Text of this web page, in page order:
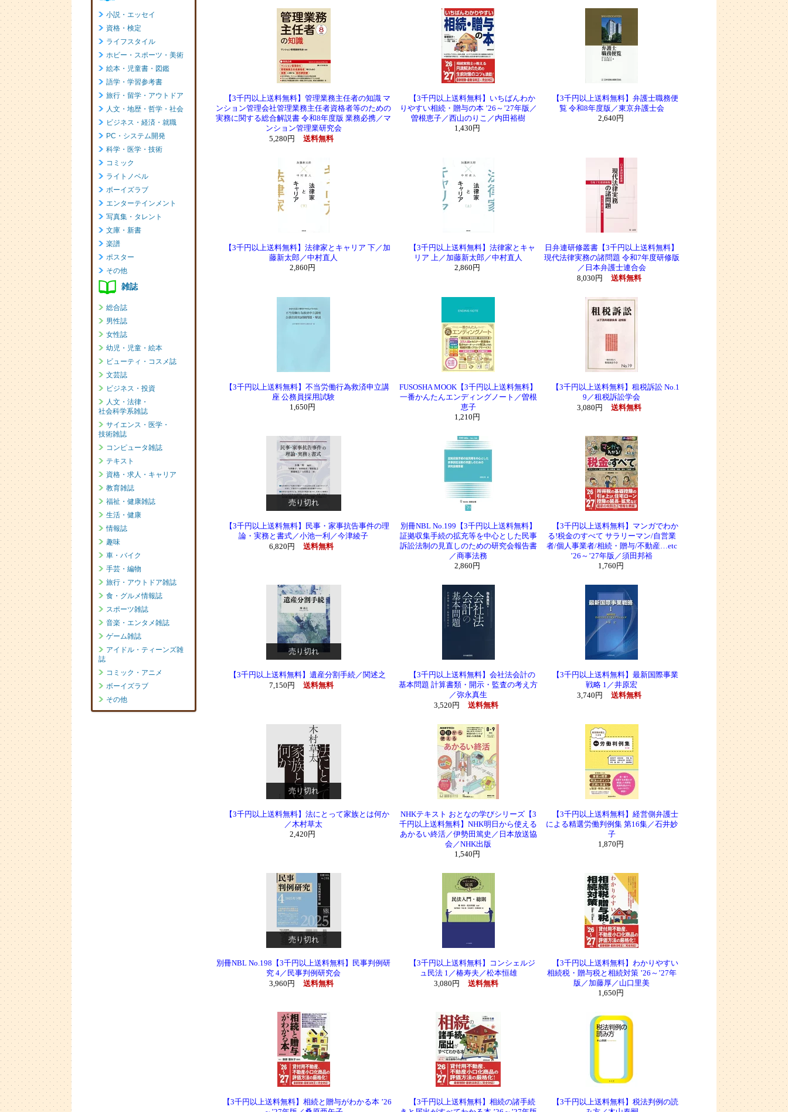
【3千円以上送料無料】管理業務主任者の知識 マ
ンション管理会社管理業務主任者資格者等のための
実務に関する総合解説書 令和8年度版 業務必携／マ
ンション管理業研究会
5,280円
送料無料
【3千円以上送料無料】いちばんわか
りやすい相続・贈与の本 ’26～’27年版／
曽根恵子／西山のりこ／内田裕樹
1,430円
【3千円以上送料無料】弁護士職務便
覧 令和8年度版／東京弁護士会
2,640円
【3千円以上送料無料】法律家とキャリア 下／加
藤新太郎／中村直人
2,860円
【3千円以上送料無料】法律家とキャ
リア 上／加藤新太郎／中村直人
2,860円
日弁連研修叢書【3千円以上送料無料】
現代法律実務の諸問題 令和7年度研修版
／日本弁護士連合会
8,030円
送料無料
【3千円以上送料無料】不当労働行為救済申立講
座 公務員採用試験
1,650円
FUSOSHA MOOK【3千円以上送料無料】
一番かんたんエンディングノート／曽根
恵子
1,210円
【3千円以上送料無料】租税訴訟 No.1
9／租税訴訟学会
3,080円
送料無料
売り切れ
【3千円以上送料無料】民事・家事抗告事件の理
論・実務と書式／小池一利／今津綾子
6,820円
送料無料
別冊NBL No.199【3千円以上送料無料】
証拠収集手続の拡充等を中心とした民事
訴訟法制の見直しのための研究会報告書
／商事法務
2,860円
【3千円以上送料無料】マンガでわか
る!税金のすべて サラリーマン/自営業
者/個人事業者/相続・贈与/不動産…etc
’26～’27年版／須田邦裕
1,760円
売り切れ
【3千円以上送料無料】遺産分割手続／関述之
7,150円
送料無料
【3千円以上送料無料】会社法会計の
基本問題 計算書類・開示・監査の考え方
／弥永真生
3,520円
送料無料
【3千円以上送料無料】最新国際事業
戦略 1／井原宏
3,740円
送料無料
売り切れ
【3千円以上送料無料】法にとって家族とは何か
／木村草太
2,420円
NHKテキスト おとなの学びシリーズ【3
千円以上送料無料】NHK明日から使える
あかるい終活／伊勢田篤史／日本放送協
会／NHK出版
1,540円
【3千円以上送料無料】経営側弁護士
による精選労働判例集 第16集／石井妙
子
1,870円
売り切れ
別冊NBL No.198【3千円以上送料無料】民事判例研
究 4／民事判例研究会
3,960円
送料無料
【3千円以上送料無料】コンシェルジ
ュ民法 1／椿寿夫／松本恒雄
3,080円
送料無料
【3千円以上送料無料】わかりやすい
相続税・贈与税と相続対策 ’26～’27年
版／加藤厚／山口里美
1,650円
【3千円以上送料無料】相続と贈与がわかる本 ’26
【3千円以上送料無料】相続の諸手続
【3千円以上送料無料】税法判例の読